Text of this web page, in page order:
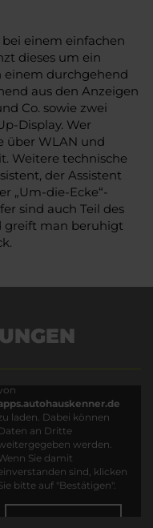
bei einem einfachen
dieses um ein
einem durchgehend
aus den Anzeigen
Co. sowie zwei
Display. Wer
über WLAN und
Weitere technische
der Assistent
„Um-die-Ecke“-
sind auch Teil des
greift man beruhigt
laden. Dabei können
an Dritte
werden.
Sie damit
sind, klicken
bitte auf "Bestätigen".